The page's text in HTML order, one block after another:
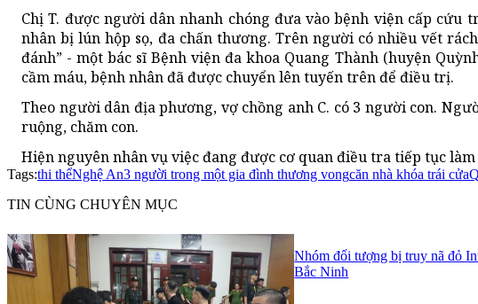
Chị T. được người dân nhanh chóng đưa vào bệnh viện cấp cứu
nhân bị lún hộp sọ, đa chấn thương. Trên người có nhiều vết
đánh” - một bác sĩ Bệnh viện đa khoa Quang Thành (huyện
cầm máu, bệnh nhân đã được chuyển lên tuyến trên để điều trị.
Theo người dân địa phương, vợ chồng anh C. có 3 người con.
ruộng, chăm con.
Hiện nguyên nhân vụ việc đang được cơ quan điều tra tiếp tục làm
Tags:thi thểNghệ An3 người trong một gia đình thương vongcăn nhà khóa trái cửa
TIN CÙNG CHUYÊN MỤC
Nhóm đối tượng bị truy nã đỏ
Bắc Ninh